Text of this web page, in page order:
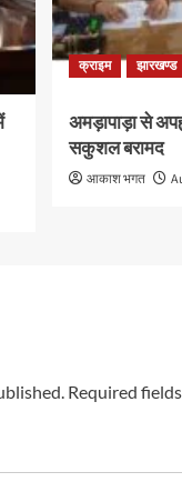
क्राइम झारखण्ड
अमड़ापाड़ा से
सकुशल बरामद
आकाश भगत
Required